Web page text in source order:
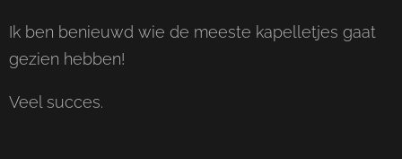
Ik ben benieuwd wie de meeste kapelletjes gaat
gezien hebben!
Veel succes.